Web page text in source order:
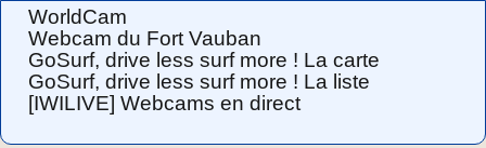
WorldCam
Webcam du Fort Vauban
GoSurf, drive less surf more ! La carte
GoSurf, drive less surf more ! La liste
[IWILIVE] Webcams en direct